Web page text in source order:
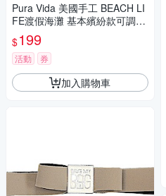
Pura Vida 美國手工 BEACH LI
FE渡假海灘 基本繽紛款可調式
手鍊
$199
活動 券
加入購物車